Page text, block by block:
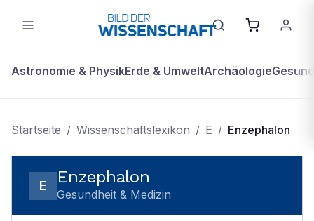
Astronomie & PhysikErde & UmweltArchäologie
Startseite / Wissenschaftslexikon / E / Enzephalon
E Enzephalon
Gesundheit & Medizin